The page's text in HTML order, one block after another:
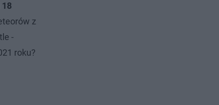
18
z
-
roku?